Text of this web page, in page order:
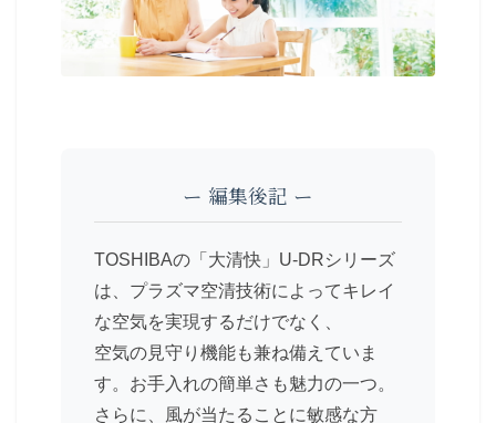
ー 編集後記 ー
TOSHIBAの「大清快」U-DRシリーズ
は、プラズマ空清技術によってキレイ
な空気を実現するだけでなく、
空気の見守り機能も兼ね備えていま
す。お手入れの簡単さも魅力の一つ。
さらに、風が当たることに敏感な方